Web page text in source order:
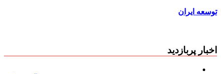
توسعه ایران
اخبار پربازدید